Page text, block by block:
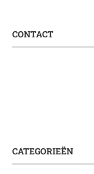
CONTACT
CATEGORIEËN